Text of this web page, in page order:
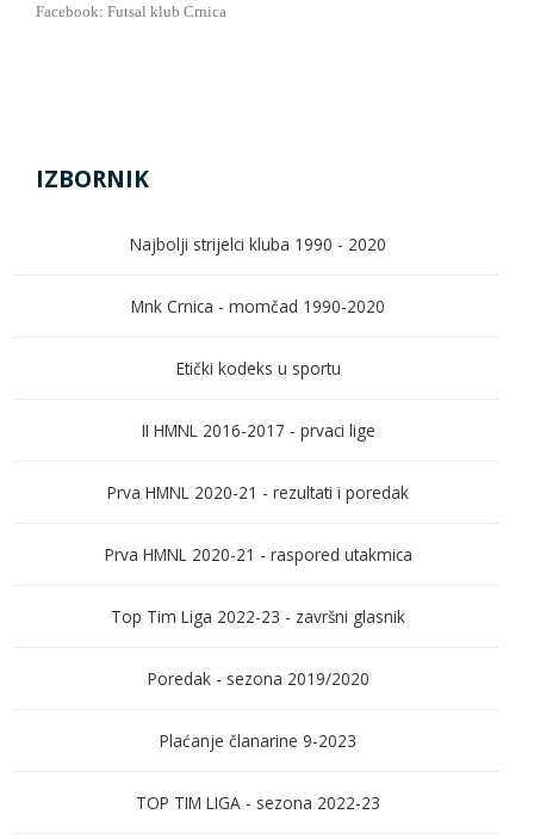
Facebook: Futsal klub Crnica
IZBORNIK
Najbolji strijelci kluba 1990 - 2020
Mnk Crnica - momčad 1990-2020
Etički kodeks u sportu
II HMNL 2016-2017 - prvaci lige
Prva HMNL 2020-21 - rezultati i poredak
Prva HMNL 2020-21 - raspored utakmica
Top Tim Liga 2022-23 - završni glasnik
Poredak - sezona 2019/2020
Plaćanje članarine 9-2023
TOP TIM LIGA - sezona 2022-23